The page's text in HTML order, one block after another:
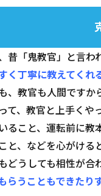
1.2.1
昔「鬼教官」と言わ
く丁寧に教えてくれ
、教官も人間ですか
て、教官と上手くや
ること、運転前に教
と、などを心がける
どうしても相性が合
らうこともできたり